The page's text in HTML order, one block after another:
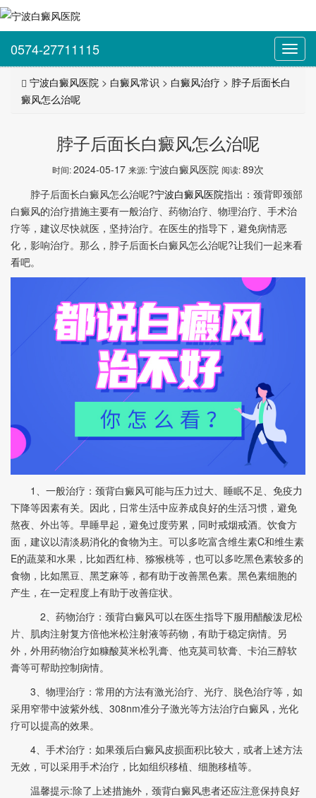
0574-27711115
宁波白癜风医院 > 白癜风常识 > 白癜风治疗 > 脖子后面长白
癜风怎么治呢
脖子后面长白癜风怎么治呢
时间:2024-05-17 来源:宁波白癜风医院 阅读:89次
脖子后面长白癜风怎么治呢?宁波白癜风医院指出：颈背即颈部
白癜风的治疗措施主要有一般治疗、药物治疗、物理治疗、手术治
疗等，建议尽快就医，坚持治疗。在医生的指导下，避免病情恶
化，影响治疗。那么，脖子后面长白癜风怎么治呢?让我们一起来看
看吧。
1、一般治疗：颈背白癜风可能与压力过大、睡眠不足、免疫力
下降等因素有关。因此，日常生活中应养成良好的生活习惯，避免
熬夜、外出等。早睡早起，避免过度劳累，同时戒烟戒酒。饮食方
面，建议以清淡易消化的食物为主。可以多吃富含维生素C和维生素
E的蔬菜和水果，比如西红柿、猕猴桃等，也可以多吃黑色素较多的
食物，比如黑豆、黑芝麻等，都有助于改善黑色素。黑色素细胞的
产生，在一定程度上有助于改善症状。
2、药物治疗：颈背白癜风可以在医生指导下服用醋酸泼尼松
片、肌肉注射复方倍他米松注射液等药物，有助于稳定病情。另
外，外用药物治疗如糠酸莫米松乳膏、他克莫司软膏、卡泊三醇软
膏等可帮助控制病情。
3、物理治疗：常用的方法有激光治疗、光疗、脱色治疗等，如
采用窄带中波紫外线、308nm准分子激光等方法治疗白癜风，光化
疗可以提高的效果。
4、手术治疗：如果颈后白癜风皮损面积比较大，或者上述方法
无效，可以采用手术治疗，比如组织移植、细胞移植等。
温馨提示:除了上述措施外，颈背白癜风患者还应注意保持良好